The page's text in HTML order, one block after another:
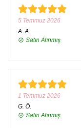
5 Temmuz 2026
A. A.
Satın Alınmış
1 Temmuz 2026
G. Ö.
Satın Alınmış